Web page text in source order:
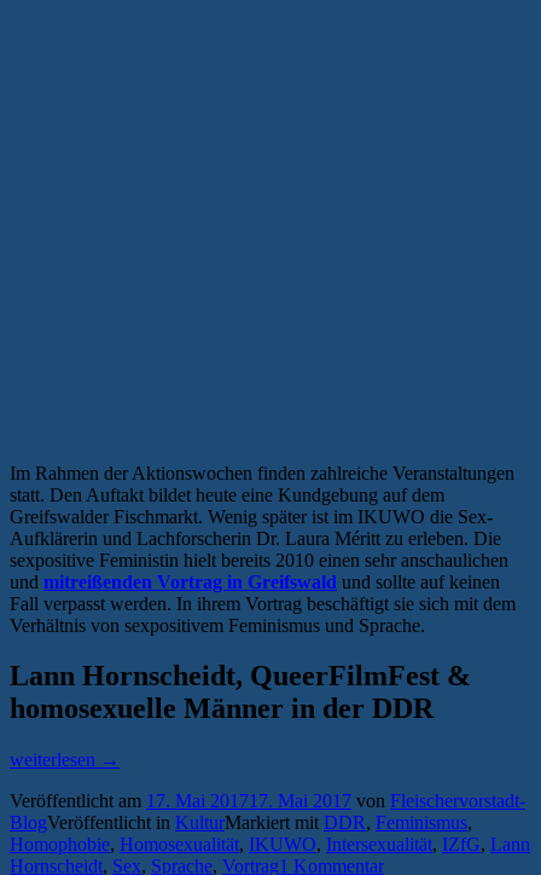
Im Rahmen der Aktionswochen finden zahlreiche Veranstaltungen
statt. Den Auftakt bildet heute eine Kundgebung auf dem
Greifswalder Fischmarkt. Wenig später ist im IKUWO die Sex-
Aufklärerin und Lachforscherin Dr. Laura Méritt zu erleben. Die
sexpositive Feministin hielt bereits 2010 einen sehr anschaulichen
und mitreißenden Vortrag in Greifswald und sollte auf keinen
Fall verpasst werden. In ihrem Vortrag beschäftigt sie sich mit dem
Verhältnis von sexpositivem Feminismus und Sprache.
Lann Hornscheidt, QueerFilmFest &
homosexuelle Männer in der DDR
„Aktionswochen
Homo-,
Inter-
und
Transphobie
weiterlesen →
Veröffentlicht am 17. Mai 201717. Mai 2017 von Fleischervorstadt-
BlogVeröffentlicht in KulturMarkiert mit DDR, Feminismus,
Homophobie, Homosexualität, IKUWO, Intersexualität, IZfG, Lann
Hornscheidt, Sex, Sprache, Vortrag1 Kommentar